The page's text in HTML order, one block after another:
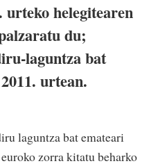
helegitearen
du;
laguntza bat
urtean.
laguntza bat emateari
zorra kitatu beharko